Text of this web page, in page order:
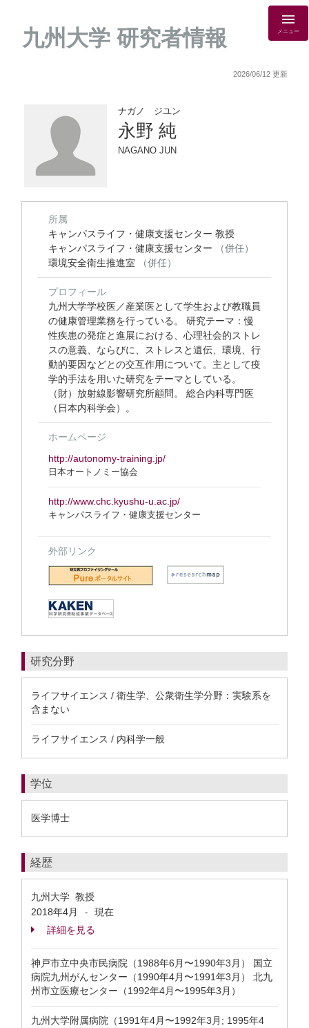
九州大学 研究者情報 メニュー
2026/06/12 更新
ナガノ ジユン
永野 純
NAGANO JUN
所属
キャンパスライフ・健康支援センター 教授
キャンパスライフ・健康支援センター
（併任）
環境安全衛生推進室
（併任）
プロフィール
九州大学学校医／産業医として学生および教職員
の健康管理業務を行っている。 研究テーマ：慢
性疾患の発症と進展における、心理社会的ストレ
スの意義、ならびに、ストレスと遺伝、環境、行
動的要因などとの交互作用について。主として疫
学的手法を用いた研究をテーマとしている。
（財）放射線影響研究所顧問。 総合内科専門医
（日本内科学会）。
ホームページ
http://autonomy-training.jp/
日本オートノミー協会
http://www.chc.kyushu-u.ac.jp/
キャンパスライフ・健康支援センター
外部リンク
研究分野
ライフサイエンス / 衛生学、公衆衛生学分野：実験系を
含まない
ライフサイエンス / 内科学一般
学位
医学博士
経歴
九州大学 教授
2018年4月
-
現在
詳細を見る
神戸市立中央市民病院（1988年6月〜1990年3月） 国立
病院九州がんセンター（1990年4月〜1991年3月） 北九
州市立医療センター（1992年4月〜1995年3月）
九州大学附属病院（1991年4月〜1992年3月; 1995年4